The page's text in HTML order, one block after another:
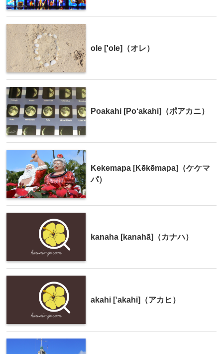
ole ['ole]（オレ）
Poakahi [Po‘akahi]（ポアカニ）
Kekemapa [Kēkēmapa]（ケケマ
パ）
kanaha [kanahā]（カナハ）
akahi [‘akahi]（アカヒ）